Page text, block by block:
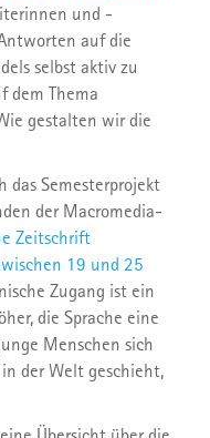
und -
auf die
selbst aktiv zu
dem Thema
gestalten wir die
das Semesterprojekt
der Macromedia-
Zeitschrift
19 und 25
Zugang ist ein
die Sprache eine
Menschen sich
der Welt geschieht,